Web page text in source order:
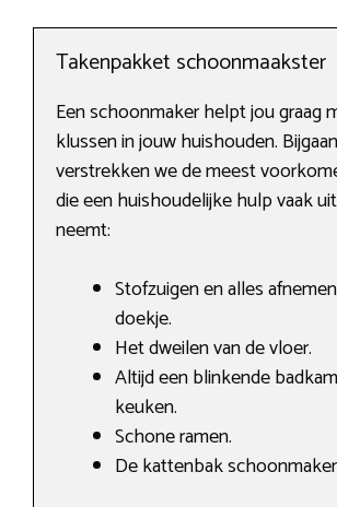
Takenpakket schoonmaakster
Een schoonmaker helpt jou graag
klussen in jouw huishouden.
verstrekken we de meest
die een huishoudelijke hulp vaak
neemt:
Stofzuigen en alles
doekje.
Het dweilen van de vloer.
Altijd een blinkende
keuken.
Schone ramen.
De kattenbak